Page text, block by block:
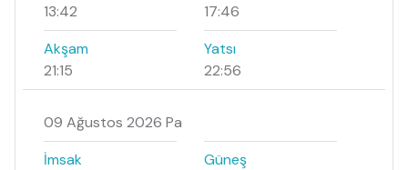
13:42
17:46
Akşam
21:15
Yatsı
22:56
09 Ağustos 2026 Pa
İmsak
Güneş